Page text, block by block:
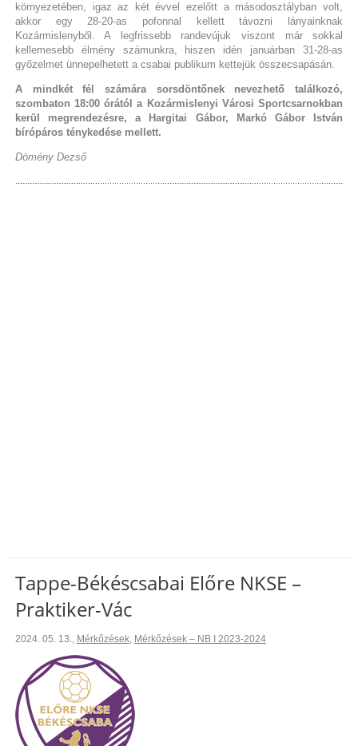
környezetében, igaz az két évvel ezelőtt a másodosztályban volt,
akkor egy 28-20-as pofonnal kellett távozni lányainknak
Kozármislenyből. A legfrissebb randevújuk viszont már sokkal
kellemesebb élmény számunkra, hiszen idén januárban 31-28-as
győzelmet ünnepelhetett a csabai publikum kettejük összecsapásán.
A mindkét fél számára sorsdöntőnek nevezhető találkozó,
szombaton 18:00 órától a Kozármislenyi Városi Sportcsarnokban
kerül megrendezésre, a Hargitai Gábor, Markó Gábor István
bírópáros ténykedése mellett.
Dömény Dezső
Tappe-Békéscsabai Előre NKSE –
Praktiker-Vác
2024. 05. 13., Mérkőzések, Mérkőzések – NB I 2023-2024